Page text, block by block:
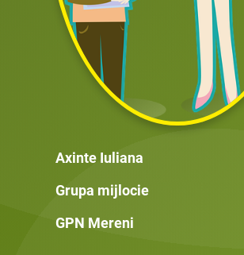
Axinte Iuliana
Grupa mijlocie
GPN Mereni